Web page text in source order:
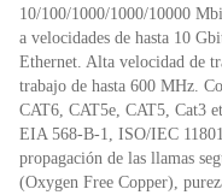
10/100/1000/1000/10000
a velocidades de hasta 10
Ethernet. Alta velocidad de
trabajo de hasta 600 MHz.
CAT6, CAT5e, CAT5, Cat3
EIA 568-B-1, ISO/IEC
propagación de las llamas
(Oxygen Free Copper),